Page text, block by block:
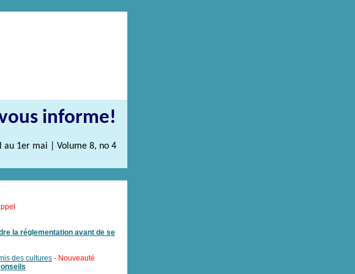
informe!
au 1er mai | Volume 8, no 4
la réglementation avant de se
des cultures - Nouveauté